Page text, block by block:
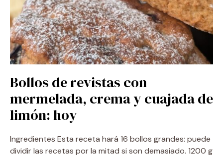
Bollos de revistas con
mermelada, crema y cuajada de
limón: hoy
Ingredientes Esta receta hará 16 bollos grandes: puede
dividir las recetas por la mitad si son demasiado. 1200 g